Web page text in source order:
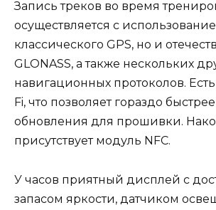
Запись треков во время
осуществляется с
классического GPS, но и
GLONASS, а также нескольких
навигационных протоколов. Есть
Fi, что позволяет гораздо
обновления для прошивки.
присутствует модуль NFC.
У часов приятный дисплей с
запасом яркости, датчиком